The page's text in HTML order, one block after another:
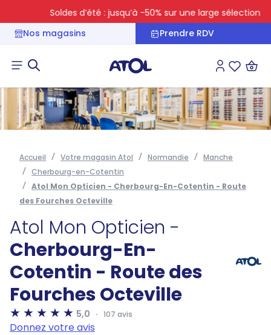
Soldes d’été : jusqu’à -50% sur une large sélection
Nos magasins
Prendre RDV
Connexion
Accueil Votre magasin Atol Normandie
Manche
Cherbourg-en-Cotentin
Atol Mon Opticien - Cherbourg-En-Cotentin - Route
des Fourches Octeville
Atol Mon Opticien -
Cherbourg-En-
Cotentin - Route des
Fourches Octeville
5,0 107 avis
Donnez votre avis